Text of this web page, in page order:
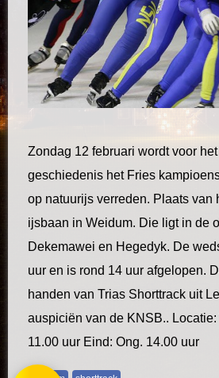
Zondag 12 februari wordt voor
geschiedenis het Fries
op natuurijs verreden. Plaats van
ijsbaan in Weidum. Die ligt in de
Dekemawei en Hegedyk. De
uur en is rond 14 uur afgelopen.
handen van Trias Shorttrack uit
auspiciën van de KNSB.. Locatie:
11.00 uur Eind: Ong. 14.00 uur